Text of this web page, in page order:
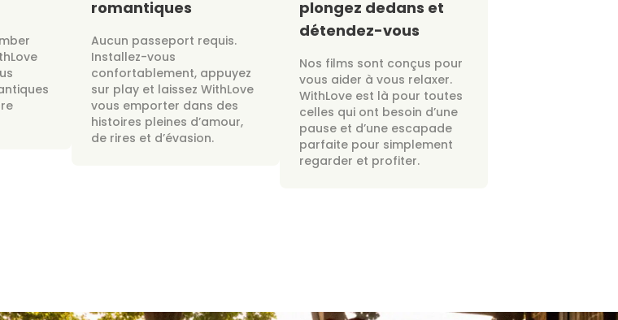
romantiques
Aucun passeport requis.
Installez-vous
confortablement, appuyez
sur play et laissez WithLove
vous emporter dans des
histoires pleines d’amour,
de rires et d’évasion.
plongez dedans et
détendez-vous
Nos films sont conçus pour
vous aider à vous relaxer.
WithLove est là pour toutes
celles qui ont besoin d’une
pause et d’une escapade
parfaite pour simplement
regarder et profiter.